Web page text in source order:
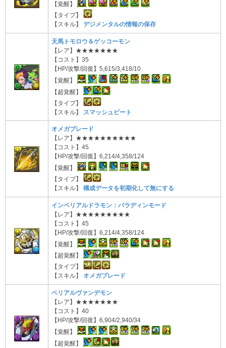
【覚醒】
【タイプ】
【スキル】 デジメンタルの情報の保存
天馬トモロウ＆ゲッコーモン
【レア】★★★★★★★
【コスト】35
【HP/攻撃/回復】5,615/3,418/10
【覚醒】
【超覚醒】
【タイプ】
【スキル】
スマッシュビート
オメガブレード
【レア】★★★★★★★★★★
【コスト】45
【HP/攻撃/回復】6,214/4,358/124
【覚醒】
【タイプ】
【スキル】 構成データを初期化して無にする
インペリアルドラモン：パラディンモード
【レア】★★★★★★★★★
【コスト】45
【HP/攻撃/回復】6,214/4,358/124
【覚醒】
【超覚醒】
【タイプ】
【スキル】 オメガブレード
ベリアルヴァンデモン
【レア】★★★★★★★
【コスト】40
【HP/攻撃/回復】6,904/2,940/34
【覚醒】
【超覚醒】